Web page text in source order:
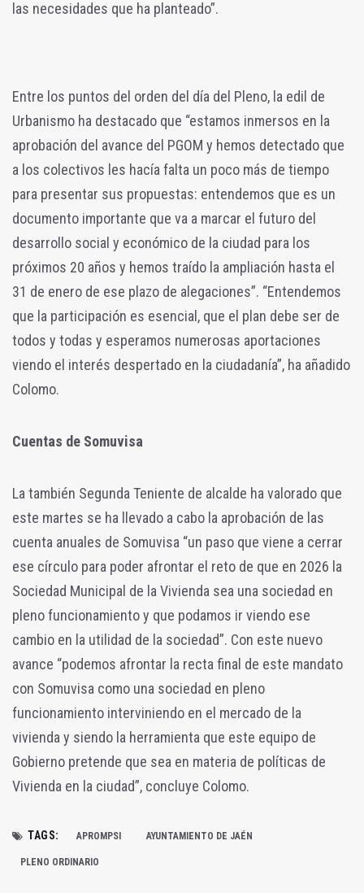
las necesidades que ha planteado”.
Entre los puntos del orden del día del Pleno, la edil de
Urbanismo ha destacado que “estamos inmersos en la
aprobación del avance del PGOM y hemos detectado que
a los colectivos les hacía falta un poco más de tiempo
para presentar sus propuestas: entendemos que es un
documento importante que va a marcar el futuro del
desarrollo social y económico de la ciudad para los
próximos 20 años y hemos traído la ampliación hasta el
31 de enero de ese plazo de alegaciones”. “Entendemos
que la participación es esencial, que el plan debe ser de
todos y todas y esperamos numerosas aportaciones
viendo el interés despertado en la ciudadanía”, ha añadido
Colomo.
Cuentas de Somuvisa
La también Segunda Teniente de alcalde ha valorado que
este martes se ha llevado a cabo la aprobación de las
cuenta anuales de Somuvisa “un paso que viene a cerrar
ese círculo para poder afrontar el reto de que en 2026 la
Sociedad Municipal de la Vivienda sea una sociedad en
pleno funcionamiento y que podamos ir viendo ese
cambio en la utilidad de la sociedad”. Con este nuevo
avance “podemos afrontar la recta final de este mandato
con Somuvisa como una sociedad en pleno
funcionamiento interviniendo en el mercado de la
vivienda y siendo la herramienta que este equipo de
Gobierno pretende que sea en materia de políticas de
Vivienda en la ciudad”, concluye Colomo.
TAGS: APROMPSI AYUNTAMIENTO DE JAÉN
PLENO ORDINARIO